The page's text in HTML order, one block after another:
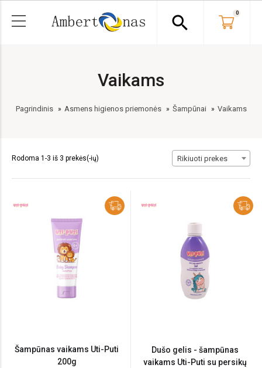
search 0
Vaikams
Pagrindinis Asmens higienos priemonės Šampūnai Vaikams
Rodoma 1-3 iš 3 prekės(-ių) Rikiuoti prekes
Šampūnas vaikams Uti-Puti
200g
Dušo gelis - šampūnas
vaikams Uti-Puti su persikų